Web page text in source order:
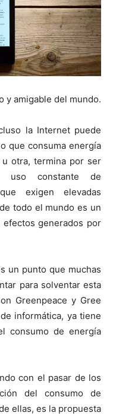
y amigable del mundo.
la Internet puede
que consuma energía
otra, termina por ser
uso constante de
exigen elevadas
todo el mundo es un
generados por
un punto que muchas
para solventar esta
Greenpeace y Gree
informática, ya tiene
consumo de energía
con el pasar de los
del consumo de
ellas, es la propuesta